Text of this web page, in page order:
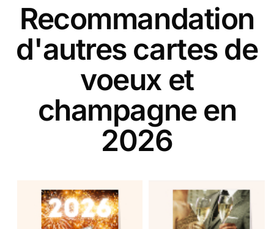
Recommandation
d'autres cartes de
voeux et
champagne en
2026